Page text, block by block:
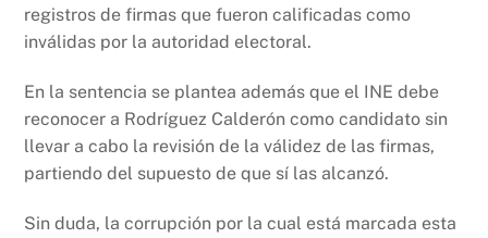
registros de firmas que fueron calificadas como
inválidas por la autoridad electoral.
En la sentencia se plantea además que el INE debe
reconocer a Rodríguez Calderón como candidato sin
llevar a cabo la revisión de la válidez de las firmas,
partiendo del supuesto de que sí las alcanzó.
Sin duda, la corrupción por la cual está marcada esta